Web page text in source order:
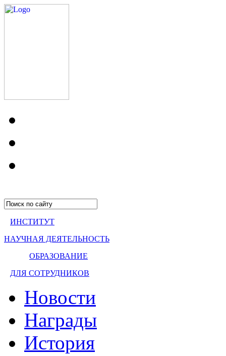
ИНСТИТУТ
НАУЧНАЯ ДЕЯТЕЛЬНОСТЬ
ОБРАЗОВАНИЕ
ДЛЯ СОТРУДНИКОВ
Новости
Награды
История